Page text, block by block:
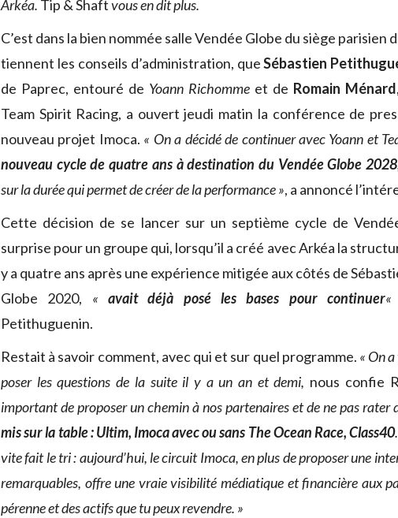
Arkéa. Tip & Shaftvous en dit plus.
C’est dans la bien nommée salle Vendée Globe du siège parisien
tiennent les conseils d’administration, queSébastien
de Paprec, entouré de Yoann Richomme et de Romain Ménard
Team Spirit Racing, a ouvert jeudi matin la conférence de
nouveau projet Imoca. « On a décidé de continuer avec Yoann et
nouveau cycle de quatre ans à destination du Vendée Globe 2028
sur la durée qui permet de créer de la performance », a annoncé
Cette décision de se lancer sur un septième cycle de
surprise pour un groupe qui, lorsqu’il a créé avec Arkéa la
y a quatre ans après une expérience mitigée aux côtés de
Globe 2020, «avait déjà posé les bases pour continuer«
Petithuguenin.
Restait à savoir comment, avec qui et sur quel programme. « On
poser les questions de la suite il y a un an et demi, nous confie
important de proposer un chemin à nos partenaires et de ne pas rater
mis sur la table : Ultim, Imoca avec ou sans The Ocean Race, Class40
vite fait le tri : aujourd’hui, le circuit Imoca, en plus de proposer une
remarquables, offre une vraie visibilité médiatique et financière aux
pérenne et des actifs que tu peux revendre. »